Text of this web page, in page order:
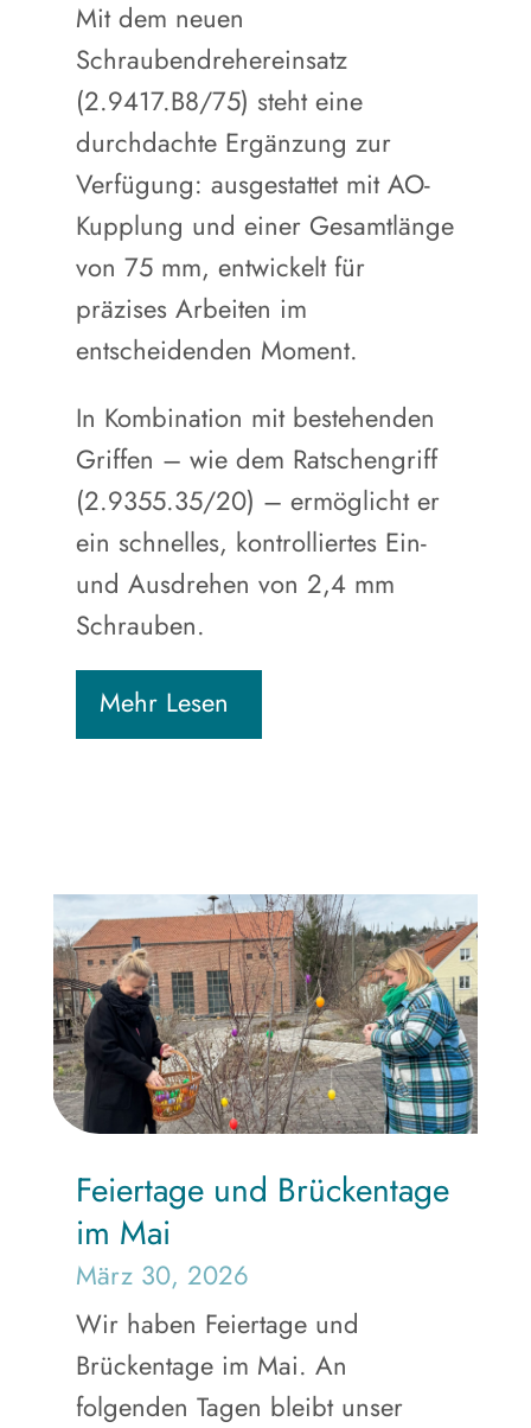
Mit dem neuen
Schraubendrehereinsatz
(2.9417.B8/75) steht eine
durchdachte Ergänzung zur
Verfügung: ausgestattet mit AO-
Kupplung und einer Gesamtlänge
von 75 mm, entwickelt für
präzises Arbeiten im
entscheidenden Moment.
In Kombination mit bestehenden
Griffen – wie dem Ratschengriff
(2.9355.35/20) – ermöglicht er
ein schnelles, kontrolliertes Ein-
und Ausdrehen von 2,4 mm
Schrauben.
Mehr Lesen
Feiertage und Brückentage
im Mai
März 30, 2026
Wir haben Feiertage und
Brückentage im Mai. An
folgenden Tagen bleibt unser